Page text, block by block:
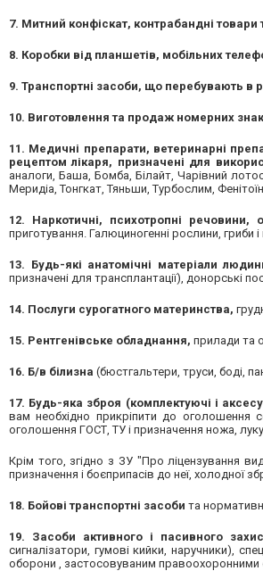
7. Митний конфіскат, контрабандні
8. Коробки від планшетів, мобільних
9. Транспортні засоби, що перебувають в
10. Виготовлення та продаж номерних
11. Медичні препарати, ветеринарні
рецептом лікаря, призначені для
аналоги, Баша, Бомба, Білайт, Чарівний
Меридіа, Тонгкат, Тяньши, Турбослим,
12. Наркотичні, психотропні речовини,
приготування. Галюциногенні рослини, гриби і
13. Будь-які анатомічні матеріали
призначені для трансплантації), донорські
14. Послуги сурогатного материнства,
15. Рентгенівське обладнання, прилади та
16. Б/в білизна (бюстгальтери, труси, боді,
17. Будь-яка зброя (комплектуючі і
вам необхідно прикріпити до
оголошення ГОСТ, ТУ і призначення ножа,
Крім того, згідно з ЗУ "Про ліцензування
призначення і боєприпасів до неї, холодної
18. Бойові транспортні засоби та
19. Засоби активного і пасивного
сигналізатори, гумові кийки, наручники),
оборони , застосовуваним правоохоронними